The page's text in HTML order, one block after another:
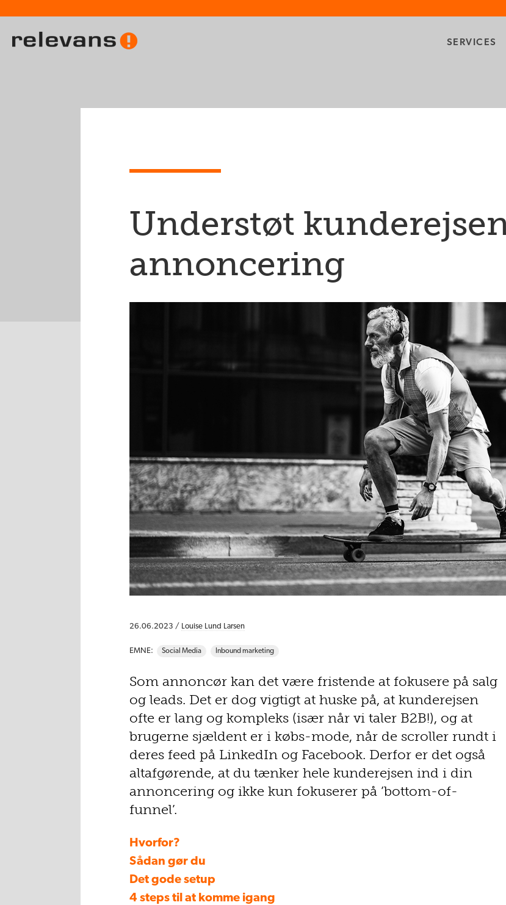
SERVICES
Understøt
annoncering
26.06.2023 / Louise Lund Larsen
EMNE: Social Media Inbound marketing
Som annoncør kan det være fristende at fokusere på salg
og leads. Det er dog vigtigt at huske på, at kunderejsen
ofte er lang og kompleks (især når vi taler B2B!), og at
brugerne sjældent er i købs-mode, når de scroller rundt i
deres feed på LinkedIn og Facebook. Derfor er det også
altafgørende, at du tænker hele kunderejsen ind i din
annoncering og ikke kun fokuserer på ’bottom-of-
funnel’.
Hvorfor?
Sådan gør du
Det gode setup
4 steps til at komme igang